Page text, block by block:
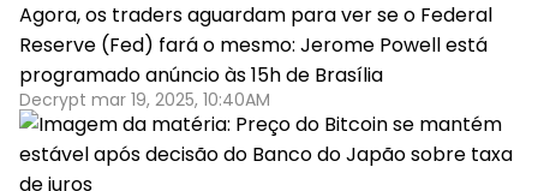
Agora, os traders aguardam para ver se o Federal
Reserve (Fed) fará o mesmo: Jerome Powell está
programado anúncio às 15h de Brasília
Decrypt mar 19, 2025, 10:40AM